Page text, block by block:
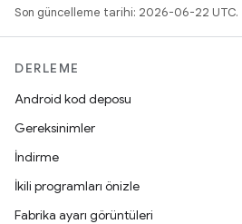
Son güncelleme tarihi: 2026-06-22 UTC.
DERLEME
Android kod deposu
Gereksinimler
İndirme
İkili programları önizle
Fabrika ayarı görüntüleri